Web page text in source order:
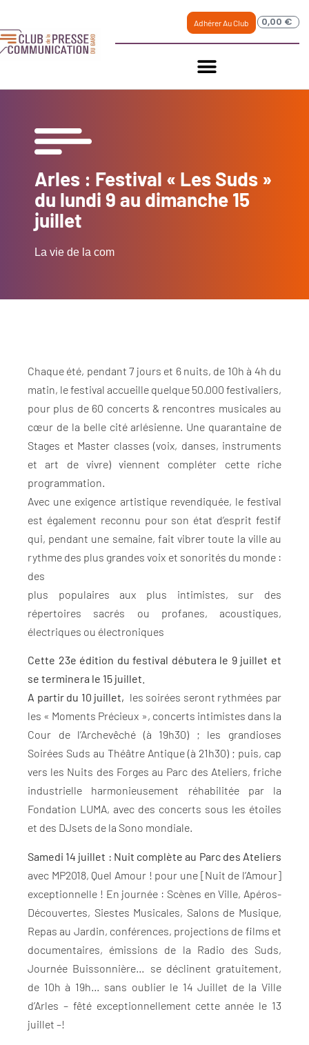
Adhérer Au Club 0,00 €
Arles : Festival « Les Suds »
du lundi 9 au dimanche 15
juillet
La vie de la com
Chaque été, pendant 7 jours et 6 nuits, de 10h à 4h du
matin, le festival accueille quelque 50.000 festivaliers,
pour plus de 60 concerts & rencontres musicales au
cœur de la belle cité arlésienne. Une quarantaine de
Stages et Master classes (voix, danses, instruments
et art de vivre) viennent compléter cette riche
programmation.
Avec une exigence artistique revendiquée, le festival
est également reconnu pour son état d’esprit festif
qui, pendant une semaine, fait vibrer toute la ville au
rythme des plus grandes voix et sonorités du monde :
des
plus populaires aux plus intimistes, sur des
répertoires sacrés ou profanes, acoustiques,
électriques ou électroniques
Cette 23e édition du festival débutera le 9 juillet et
se terminera le 15 juillet.
A partir du 10 juillet, les soirées seront rythmées par
les « Moments Précieux », concerts intimistes dans la
Cour de l’Archevêché (à 19h30) ; les grandioses
Soirées Suds au Théâtre Antique (à 21h30) ; puis, cap
vers les Nuits des Forges au Parc des Ateliers, friche
industrielle harmonieusement réhabilitée par la
Fondation LUMA, avec des concerts sous les étoiles
et des DJsets de la Sono mondiale.
Samedi 14 juillet : Nuit complète au Parc des Ateliers
avec MP2018, Quel Amour ! pour une [Nuit de l’Amour]
exceptionnelle ! En journée : Scènes en Ville, Apéros-
Découvertes, Siestes Musicales, Salons de Musique,
Repas au Jardin, conférences, projections de films et
documentaires, émissions de la Radio des Suds,
Journée Buissonnière… se déclinent gratuitement,
de 10h à 19h… sans oublier le 14 Juillet de la Ville
d’Arles – fêté exceptionnellement cette année le 13
juillet –!